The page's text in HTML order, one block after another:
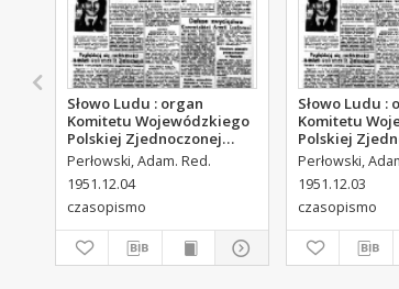
Słowo Ludu : organ
Komitetu Wojewódzkiego
Polskiej Zjednoczonej
Partii Robotniczej, 1951,
R.3, nr 313
Perłowski, Adam. Red.
1951.12.04
czasopismo
Słowo Ludu :
Komitetu
Polskiej
Partii
R.3, nr 312
Perłowski,
1951.12.03
czasopismo